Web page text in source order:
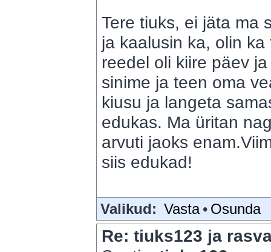
Tere tiuks, ei jäta ma
ja kaalusin ka, olin
reedel oli kiire päev
sinime ja teen oma
kiusu ja langeta
edukas. Ma üritan
arvuti jaoks
siis edukad!
Valikud: Vasta • Osunda
Re: tiuks123 ja